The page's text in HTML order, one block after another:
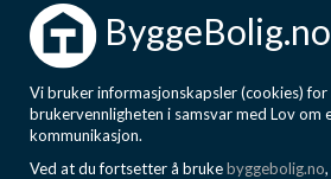
ByggeBolig.no
Vi bruker informasjonskapsler (cookies) for
brukervennligheten i samsvar med Lov om
kommunikasjon.
Ved at du fortsetter å brukebyggebolig.no